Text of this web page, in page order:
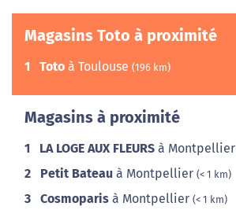
Magasins Toto à proximité
1 Toto à Toulouse (196 km)
Magasins à proximité
1 LA LOGE AUX FLEURS à Montpellier
2 Petit Bateau à Montpellier (< 1 km)
3 Cosmoparis à Montpellier (< 1 km)